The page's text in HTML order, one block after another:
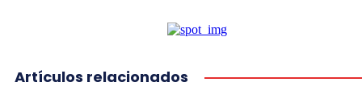
Artículos relacionados